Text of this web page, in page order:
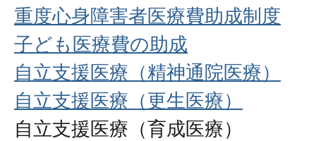
重度心身障害者医療費助成制度
子ども医療費の助成
自立支援医療（精神通院医療）
自立支援医療（更生医療）
自立支援医療（育成医療）